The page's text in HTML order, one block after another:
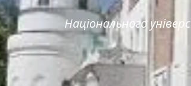
Національного